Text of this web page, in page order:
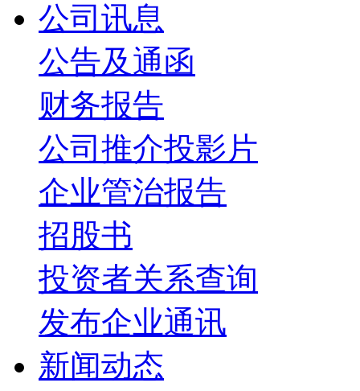
公司讯息
公告及通函
财务报告
公司推介投影片
企业管治报告
招股书
投资者关系查询
发布企业通讯
新闻动态